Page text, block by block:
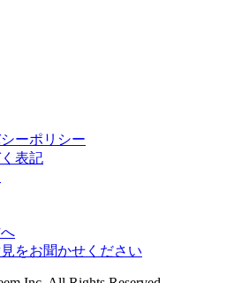
ーポリシー
表記
をお聞かせください